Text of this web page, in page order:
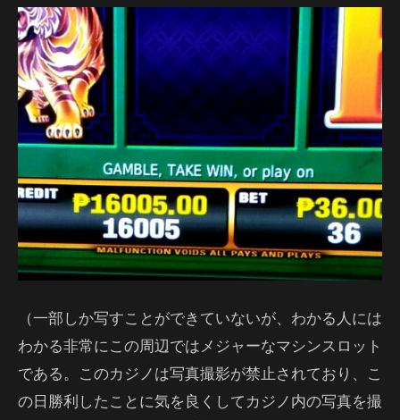
（一部しか写すことができていないが、わかる人には
わかる非常にこの周辺ではメジャーなマシンスロット
である。このカジノは写真撮影が禁止されており、こ
の日勝利したことに気を良くしてカジノ内の写真を撮